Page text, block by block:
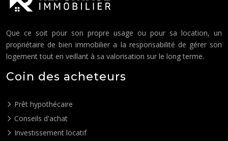
Que ce soit pour son propre usage ou pour sa location, un
propriétaire de bien immobilier a la responsabilité de gérer son
logement tout en veillant à sa valorisation sur le long terme.
Coin des acheteurs
Prêt hypothécaire
Conseils d'achat
Investissement locatif